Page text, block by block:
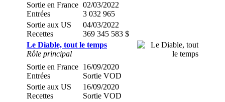
Sortie en France
Entrées
02/03/2022
3 032 965
Sortie aux US
Recettes
04/03/2022
369 345 583 $
Le Diable, tout le temps
Rôle principal
Sortie en France
Entrées
16/09/2020
Sortie VOD
Sortie aux US
Recettes
16/09/2020
Sortie VOD